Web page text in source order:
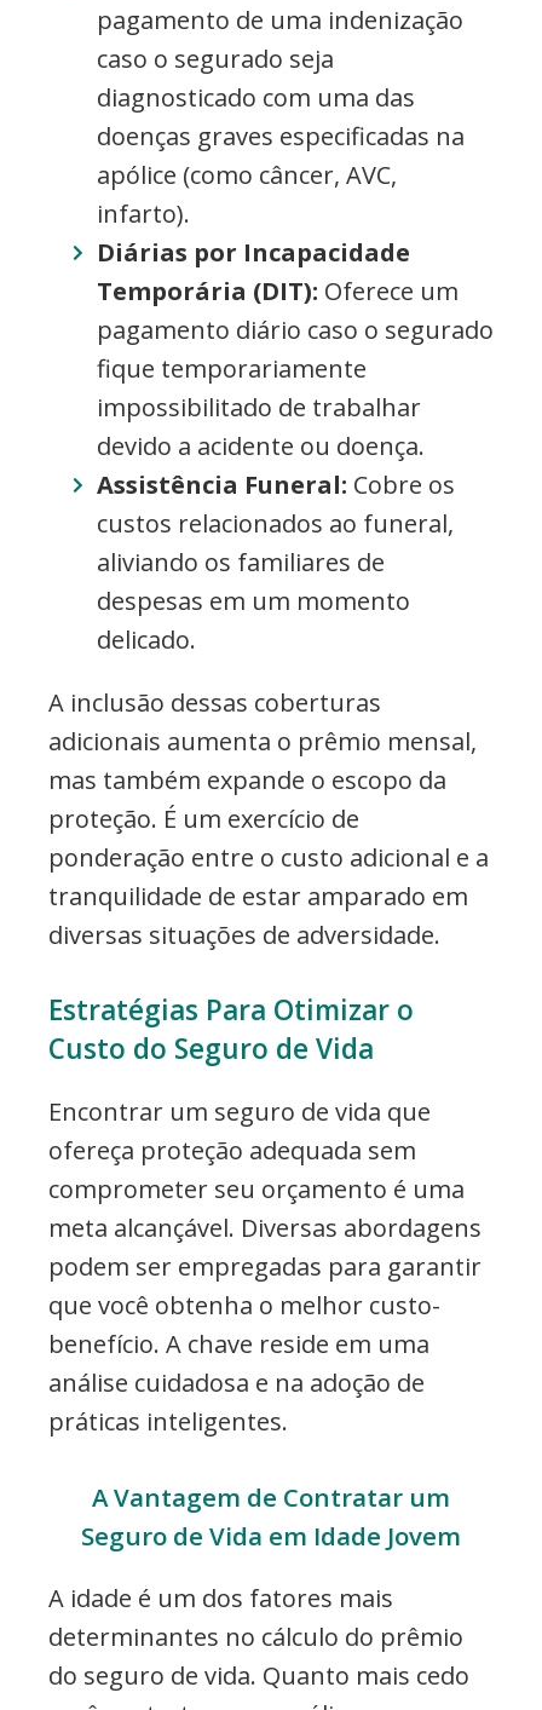
pagamento de uma indenização
caso o segurado seja
diagnosticado com uma das
doenças graves especificadas na
apólice (como câncer, AVC,
infarto).
Diárias por Incapacidade
Temporária (DIT): Oferece um
pagamento diário caso o segurado
fique temporariamente
impossibilitado de trabalhar
devido a acidente ou doença.
Assistência Funeral: Cobre os
custos relacionados ao funeral,
aliviando os familiares de
despesas em um momento
delicado.
A inclusão dessas coberturas
adicionais aumenta o prêmio mensal,
mas também expande o escopo da
proteção. É um exercício de
ponderação entre o custo adicional e a
tranquilidade de estar amparado em
diversas situações de adversidade.
Estratégias Para Otimizar o
Custo do Seguro de Vida
Encontrar um seguro de vida que
ofereça proteção adequada sem
comprometer seu orçamento é uma
meta alcançável. Diversas abordagens
podem ser empregadas para garantir
que você obtenha o melhor custo-
benefício. A chave reside em uma
análise cuidadosa e na adoção de
práticas inteligentes.
A Vantagem de Contratar um
Seguro de Vida em Idade Jovem
A idade é um dos fatores mais
determinantes no cálculo do prêmio
do seguro de vida. Quanto mais cedo